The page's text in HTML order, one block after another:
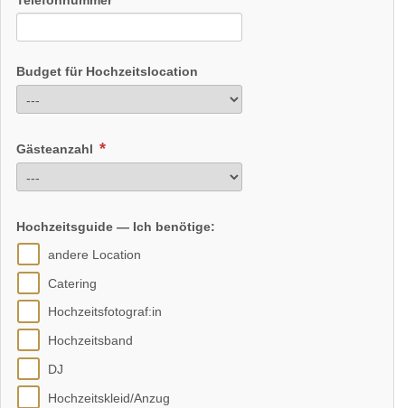
Budget für Hochzeitslocation
Gästeanzahl
Hochzeitsguide — Ich benötige:
andere Location
Catering
Hochzeitsfotograf:in
Hochzeitsband
DJ
Hochzeitskleid/Anzug